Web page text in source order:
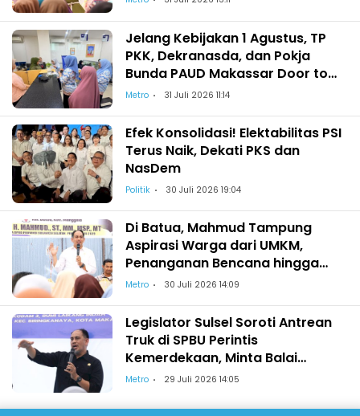
Jelang Kebijakan 1 Agustus, TP
PKK, Dekranasda, dan Pokja
Bunda PAUD Makassar Door to
Door Edukasi Pemilahan Sampah
Metro 31 Juli 2026 11:14
Efek Konsolidasi! Elektabilitas PSI
Terus Naik, Dekati PKS dan
NasDem
Politik 30 Juli 2026 19:04
Di Batua, Mahmud Tampung
Aspirasi Warga dari UMKM,
Penanganan Bencana hingga
Zonasi Sekolah
Metro 30 Juli 2026 14:09
Legislator Sulsel Soroti Antrean
Truk di SPBU Perintis
Kemerdekaan, Minta Balai
Perhubungan Bertindak
Metro 29 Juli 2026 14:05